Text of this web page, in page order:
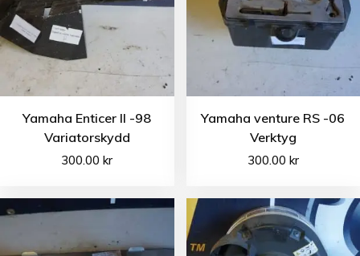
Yamaha Enticer II -98
Variatorskydd
300.00kr
Yamaha venture RS -06
Verktyg
300.00 kr